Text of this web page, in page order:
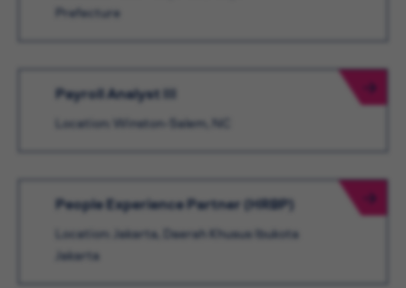
Prefecture
Payroll Analyst III
Location: Winston-Salem, NC
People Experience Partner (HRBP)
Location: Jakarta, Daerah Khusus Ibukota
Jakarta